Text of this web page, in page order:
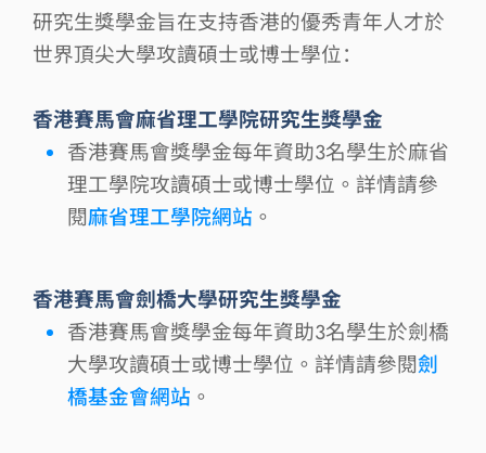
研究生獎學金旨在支持香港的優秀青年人才於
世界頂尖大學攻讀碩士或博士學位：
香港賽馬會麻省理工學院研究生獎學金
香港賽馬會獎學金每年資助3名學生於麻省
理工學院攻讀碩士或博士學位。詳情請參
閱麻省理工學院網站 。
香港賽馬會劍橋大學研究生獎學金
香港賽馬會獎學金每年資助3名學生於劍橋
大學攻讀碩士或博士學位。詳情請參閱劍
橋基金會網站 。